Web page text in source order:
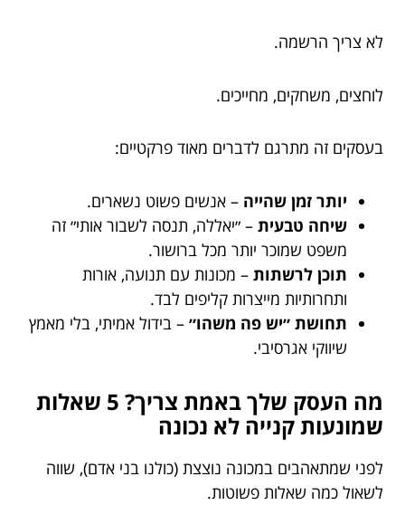
לא צריך הרשמה.
לוחצים, משחקים, מחייכים.
בעסקים זה מתרגם לדברים מאוד פרקטיים:
יותר זמן שהייה – אנשים פשוט נשארים.
שיחה טבעית – ״יאללה, תנסה לשבור אותי״ זה
משפט שמוכר יותר מכל ברושור.
תוכן לרשתות – מכונות עם תנועה, אורות
ותחרותיות מייצרות קליפים לבד.
תחושת ״יש פה משהו״ – בידול אמיתי, בלי מאמץ
שיווקי אגרסיבי.
מה העסק שלך באמת צריך? 5 שאלות
שמונעות קנייה לא נכונה
לפני שמתאהבים במכונה נוצצת (כולנו בני אדם), שווה
לשאול כמה שאלות פשוטות.